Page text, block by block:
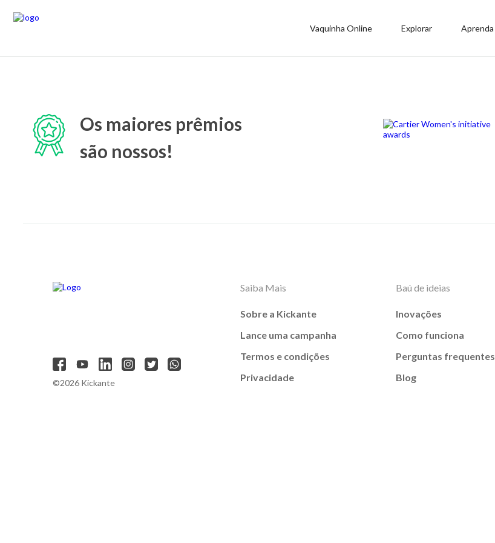
Vaquinha Online Explorar Aprenda
Os maiores prêmios
são nossos!
©2026 Kickante
Saiba Mais
Sobre a Kickante
Lance uma campanha
Termos e condições
Privacidade
Baú de ideias
Inovações
Como funciona
Perguntas frequentes
Blog